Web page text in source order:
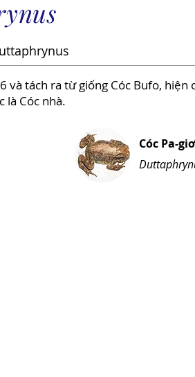
tách ra từ giống Cóc Bufo, hiện
là Cóc nhà.
Cóc Pa-giơ